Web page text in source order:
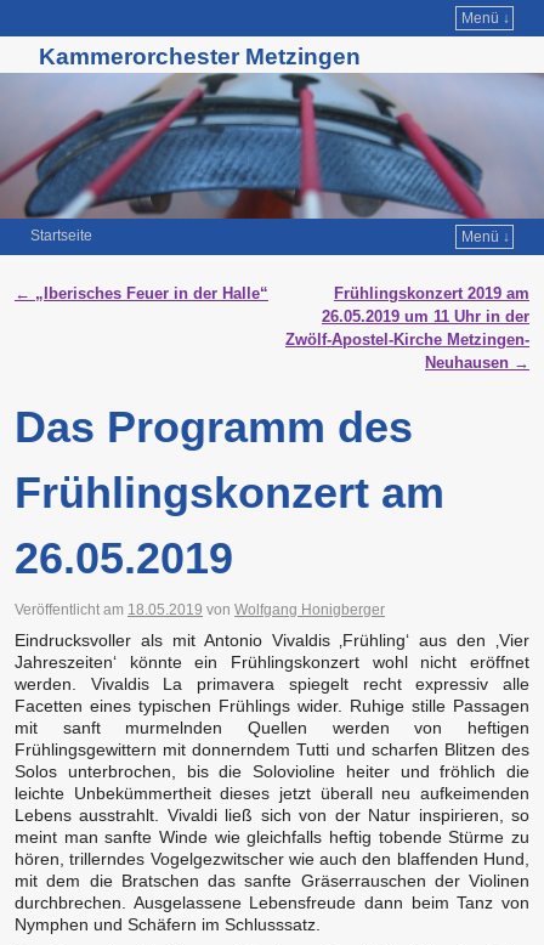
Menü ↓
Kammerorchester Metzingen
Startseite
Menü ↓
Artikelnavigation
← „Iberisches Feuer in der Halle“
Frühlingskonzert 2019 am
26.05.2019 um 11 Uhr in der
Zwölf-Apostel-Kirche Metzingen-
Neuhausen →
Das Programm des
Frühlingskonzert am
26.05.2019
Veröffentlicht am 18.05.2019 von Wolfgang Honigberger
Eindrucksvoller als mit Antonio Vivaldis ‚Frühling‘ aus den ‚Vier
Jahreszeiten‘ könnte ein Frühlingskonzert wohl nicht eröffnet
werden. Vivaldis La primavera spiegelt recht expressiv alle
Facetten eines typischen Frühlings wider. Ruhige stille Passagen
mit sanft murmelnden Quellen werden von heftigen
Frühlingsgewittern mit donnerndem Tutti und scharfen Blitzen des
Solos unterbrochen, bis die Solovioline heiter und fröhlich die
leichte Unbekümmertheit dieses jetzt überall neu aufkeimenden
Lebens ausstrahlt. Vivaldi ließ sich von der Natur inspirieren, so
meint man sanfte Winde wie gleichfalls heftig tobende Stürme zu
hören, trillerndes Vogelgezwitscher wie auch den blaffenden Hund,
mit dem die Bratschen das sanfte Gräserrauschen der Violinen
durchbrechen. Ausgelassene Lebensfreude dann beim Tanz von
Nymphen und Schäfern im Schlusssatz.